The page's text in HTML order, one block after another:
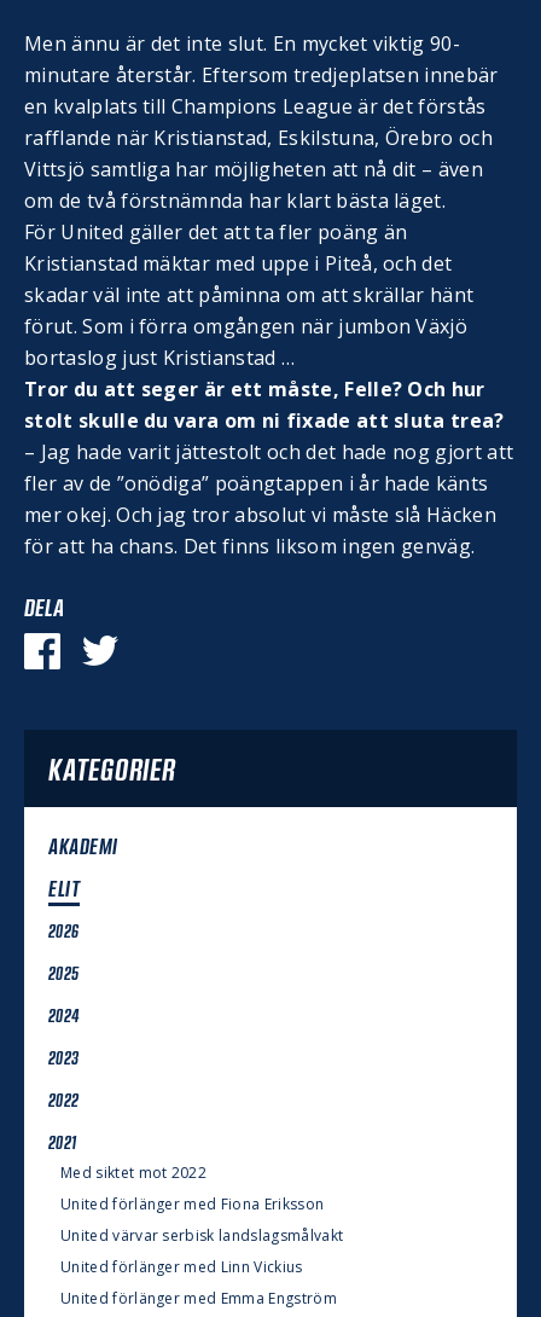
Men ännu är det inte slut. En mycket viktig 90-
minutare återstår. Eftersom tredjeplatsen innebär
en kvalplats till Champions League är det förstås
rafflande när Kristianstad, Eskilstuna, Örebro och
Vittsjö samtliga har möjligheten att nå dit – även
om de två förstnämnda har klart bästa läget.
För United gäller det att ta fler poäng än
Kristianstad mäktar med uppe i Piteå, och det
skadar väl inte att påminna om att skrällar hänt
förut. Som i förra omgången när jumbon Växjö
bortaslog just Kristianstad …
Tror du att seger är ett måste, Felle? Och hur
stolt skulle du vara om ni fixade att sluta trea?
– Jag hade varit jättestolt och det hade nog gjort att
fler av de ”onödiga” poängtappen i år hade känts
mer okej. Och jag tror absolut vi måste slå Häcken
för att ha chans. Det finns liksom ingen genväg.
DELA
KATEGORIER
AKADEMI
ELIT
2026
2025
2024
2023
2022
2021
Med siktet mot 2022
United förlänger med Fiona Eriksson
United värvar serbisk landslagsmålvakt
United förlänger med Linn Vickius
United förlänger med Emma Engström